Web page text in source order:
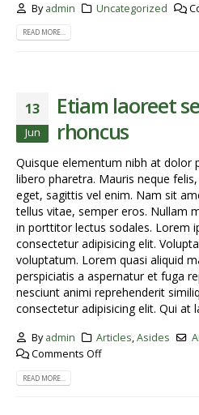
Byadmin Uncategorized
READ MORE...
13
Jun
Etiam laoreet
rhoncus
Quisque elementum nibh at dolor
libero pharetra. Mauris neque
eget, sagittis vel enim. Nam sit
tellus vitae, semper eros. Nullam
in porttitor lectus sodales. Lorem
consectetur adipisicing elit.
voluptatum. Lorem quasi aliquid
perspiciatis a aspernatur et fuga
nesciunt animi reprehenderit
consectetur adipisicing elit. Qui at
Byadmin Articles,Asides
Comments Off
READ MORE...